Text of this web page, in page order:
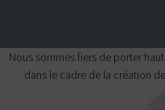
Nous sommes fiers de porter
dans le cadre de la création de